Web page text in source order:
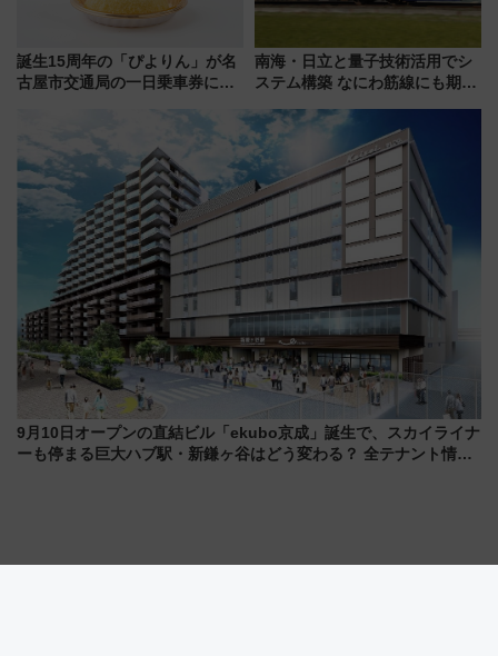
誕生15周年の「ぴよりん」が名
古屋市交通局の一日乗車券に！
南海・日立と量子技術活用でシ
ステム構築 なにわ筋線にも期待
9月10日オープンの直結ビル「ekubo京成」誕生で、スカイライナ
ーも停まる巨大ハブ駅・新鎌ヶ谷はどう変わる？ 全テナント情報